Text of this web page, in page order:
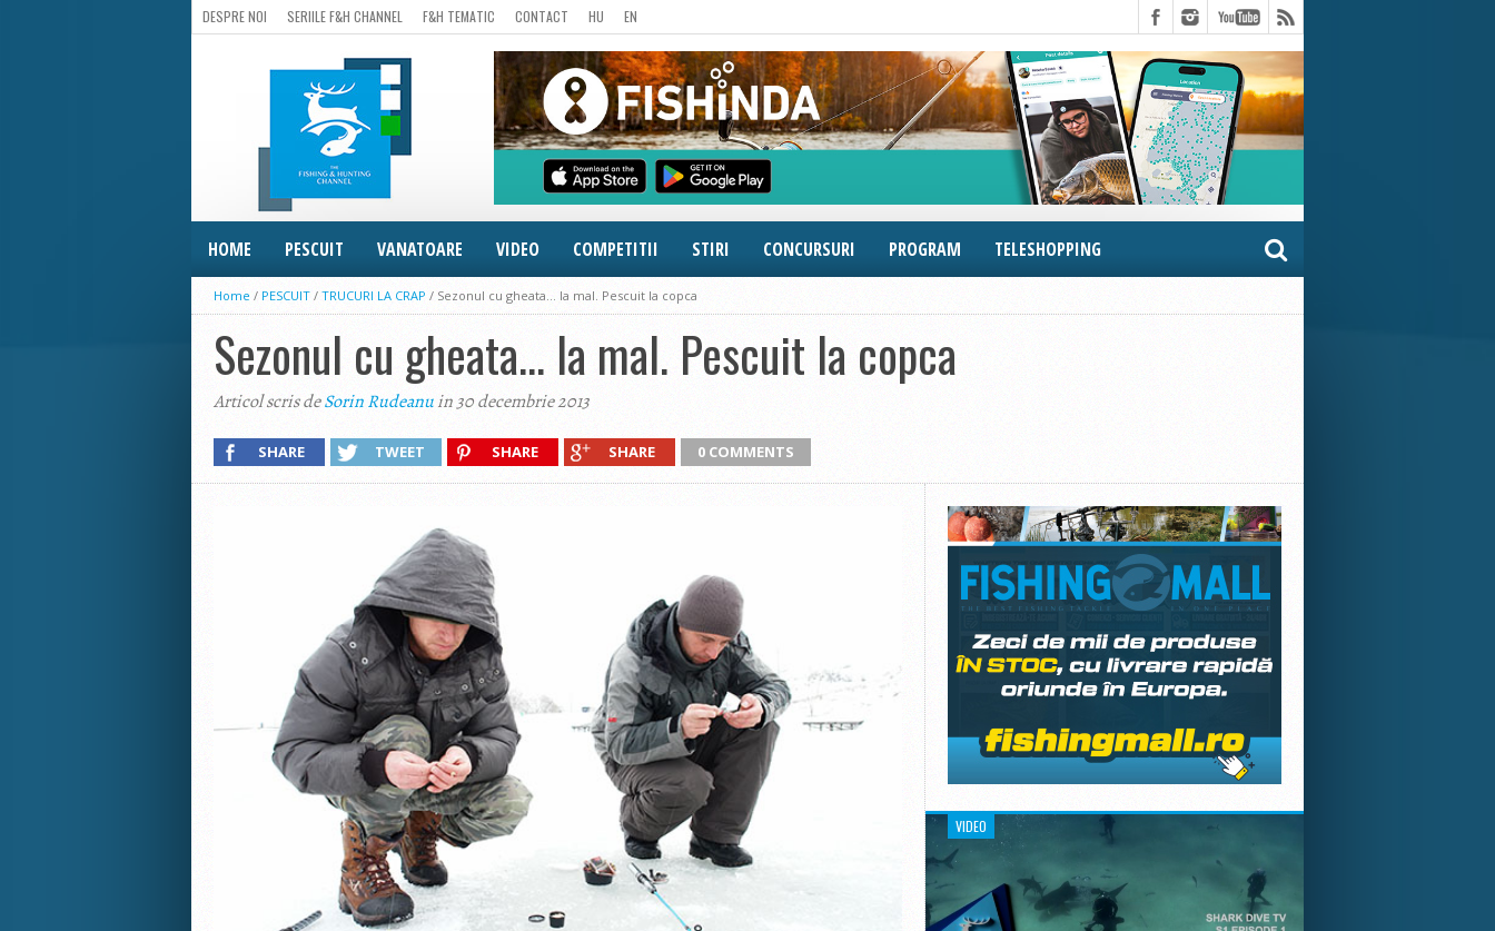
DESPRE NOI SERIILE F&H CHANNEL F&H TEMATIC CONTACT HU EN
HOME PESCUIT VANATOARE VIDEO COMPETITII STIRI CONCURSURI PROGRAM TELESHOPPING
Home / PESCUIT / TRUCURI LA CRAP / Sezonul cu gheata… la mal. Pescuit la copca
Sezonul cu gheata… la mal. Pescuit la copca
Articol scris deSorin Rudeanuin 30 decembrie 2013
SHARE TWEET SHARE SHARE 0 COMMENTS
VIDEO